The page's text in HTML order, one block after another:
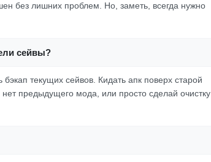
без лишних проблем. Но, заметь, всегда нужно
сейвы?
текущих сейвов. Кидать апк поверх старой
предыдущего мода, или просто сделай очистку